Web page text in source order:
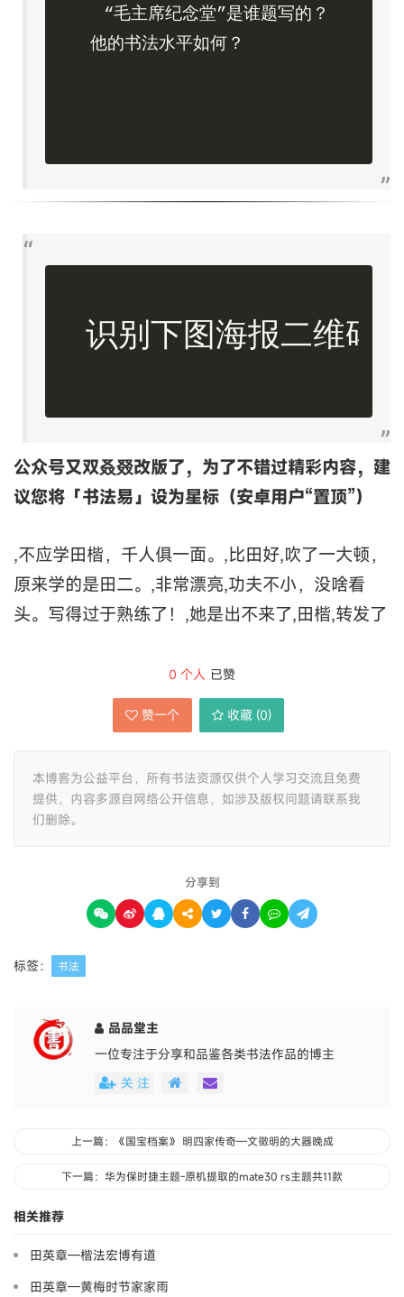
“毛主席纪念堂”是谁题写的？
他的书法水平如何？
识别下图海报二维码
公众号又双叒叕改版了，为了不错过精彩内容，建
议您将「书法易」设为星标（安卓用户“置顶”）
,不应学田楷，千人俱一面。,比田好,吹了一大顿，
原来学的是田二。,非常漂亮,功夫不小，没啥看
头。写得过于熟练了！,她是出不来了,田楷,转发了
0 个人 已赞
赞一个 收藏 (0)
本博客为公益平台，所有书法资源仅供个人学习交流且免费
提供，内容多源自网络公开信息，如涉及版权问题请联系我
们删除。
分享到
标签： 书法
品品堂主
一位专注于分享和品鉴各类书法作品的博主
关 注
上一篇：《国宝档案》 明四家传奇—文徵明的大器晚成
下一篇：华为保时捷主题-原机提取的mate30 rs主题共11款
相关推荐
田英章—楷法宏博有道
田英章—黄梅时节家家雨